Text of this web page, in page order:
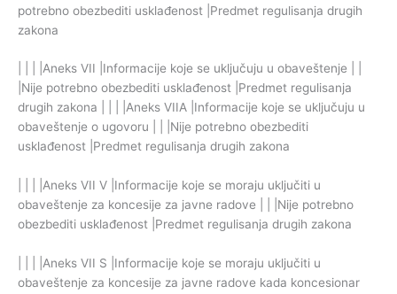
potrebno obezbediti usklađenost |Predmet regulisanja drugih
zakona
| | | |Aneks VII |Informacije koje se uključuju u obaveštenje | |
|Nije potrebno obezbediti usklađenost |Predmet regulisanja
drugih zakona | | | |Aneks VIIA |Informacije koje se uključuju u
obaveštenje o ugovoru | | |Nije potrebno obezbediti
usklađenost |Predmet regulisanja drugih zakona
| | | |Aneks VII V |Informacije koje se moraju uključiti u
obaveštenje za koncesije za javne radove | | |Nije potrebno
obezbediti usklađenost |Predmet regulisanja drugih zakona
| | | |Aneks VII S |Informacije koje se moraju uključiti u
obaveštenje za koncesije za javne radove kada koncesionar